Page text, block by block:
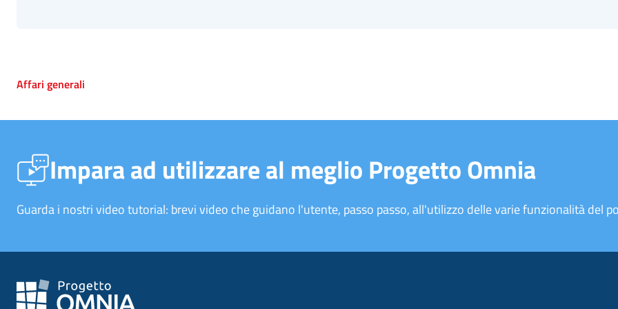
Affari generali
Impara ad utilizzare al meglio Progetto Omnia
Guarda i nostri video tutorial: brevi video che guidano l'utente, passo passo, all'utilizzo delle varie funzionalità del